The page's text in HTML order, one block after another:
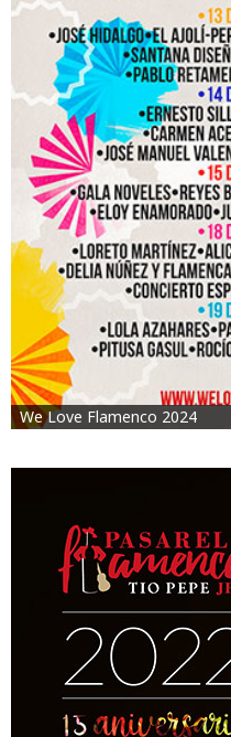
We Love Flamenco 2024